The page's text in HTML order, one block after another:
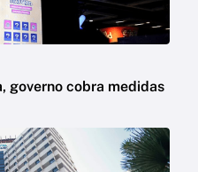
governo cobra medidas